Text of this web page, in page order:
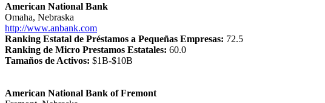
American National Bank
Omaha, Nebraska
http://www.anbank.com
Ranking Estatal de Préstamos a Pequeñas Empresas: 72.5
Ranking de Micro Prestamos Estatales: 60.0
Tamaños de Activos: $1B-$10B
American National Bank of Fremont